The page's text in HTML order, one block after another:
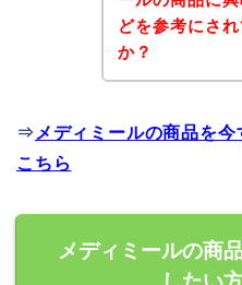
どを参考にさ
か？
⇒ メディミールの商品を
こちら
メディミールの商